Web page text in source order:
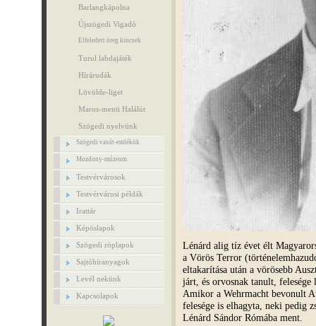
Barlangkápolna
Újszögedi Vigadó
Elfeledett öreg kincsek
Turul labdajáték
Hírárudák
Lövölde-liget
Maros-menti Halálút
Szögedi nyelvünk
Szögedi vasút-emlékök
Mozdony-múzeum
Testvérvárosok
Testvérvárosi példák
Irattár
Képöslapok
Szögedi röplapok
Sajtóhíranyagok
Levél nekünk
Kapcsolapok
Lénárd alig tíz évet élt
a Vörös Terror
eltakarítása után a vörösebb
járt, és orvosnak tanult, felesége
Amikor a Wehrmacht bevonult
felesége is elhagyta, neki pedig
Lénárd Sándor Rómába ment.